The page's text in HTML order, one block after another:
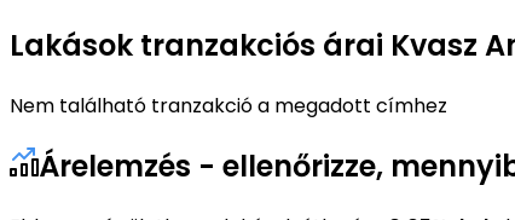
Lakások tranzakciós árai Kvasz
Nem található tranzakció a megadott címhez
Árelemzés - ellenőrizze,